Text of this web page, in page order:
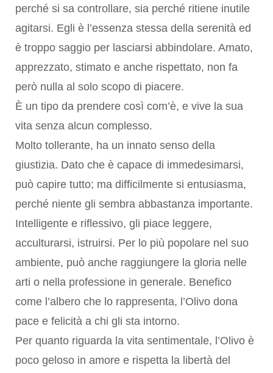
perché si sa controllare, sia perché ritiene inutile
agitarsi. Egli è l’essenza stessa della serenità ed
è troppo saggio per lasciarsi abbindolare. Amato,
apprezzato, stimato e anche rispettato, non fa
però nulla al solo scopo di piacere.
È un tipo da prendere così com’è, e vive la sua
vita senza alcun complesso.
Molto tollerante, ha un innato senso della
giustizia. Dato che è capace di immedesimarsi,
può capire tutto; ma difficilmente si entusiasma,
perché niente gli sembra abbastanza importante.
Intelligente e riflessivo, gli piace leggere,
acculturarsi, istruirsi. Per lo più popolare nel suo
ambiente, può anche raggiungere la gloria nelle
arti o nella professione in generale. Benefico
come l’albero che lo rappresenta, l’Olivo dona
pace e felicità a chi gli sta intorno.
Per quanto riguarda la vita sentimentale, l’Olivo è
poco geloso in amore e rispetta la libertà del